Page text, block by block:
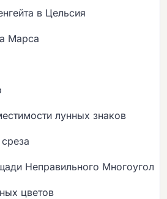
в Цельсия
Марса
лунных знаков
Неправильного
цветов